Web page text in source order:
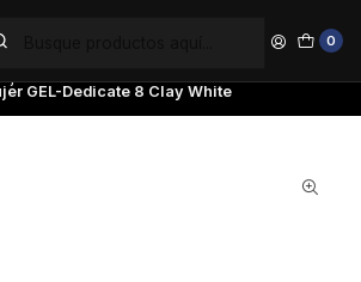
0
GEL-Dedicate 8 Clay White